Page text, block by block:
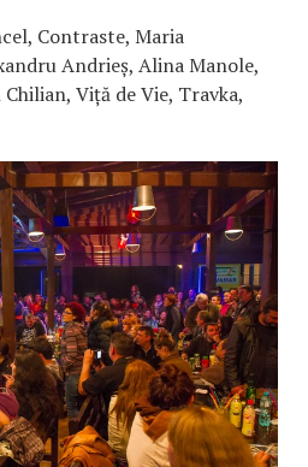
Contraste, Maria
Andrieș, Alina Manole,
Viță de Vie, Travka,